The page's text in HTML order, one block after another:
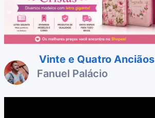
Vinte e Quatro Anciãos
Fanuel Palácio